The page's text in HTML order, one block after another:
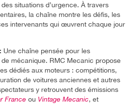
situations d’urgence. À travers
la chaîne montre les défis, les
intervenants qui œuvrent chaque jour
Une chaîne pensée pour les
de mécanique. RMC Mecanic propose
dédiés aux moteurs : compétitions,
de voitures anciennes et autres
y retrouvent des émissions
France ou Vintage Mecanic, et